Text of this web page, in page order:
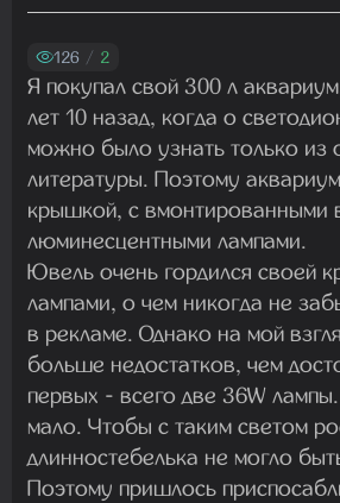
Madam
Madam
29.07.2026 13:23:35
Madam
22.07.2026 19:16:45
Madam
19.07.2026 08:27:00
126 / 2
Я покупал свой 300 л
лет 10 назад, когда о
можно было узнать только из
литературы. Поэтому
крышкой, с вмонтированными
люминесцентными лампами.
Ювель очень гордился своей
лампами, о чем никогда не
в рекламе. Однако на мой
больше недостатков, чем
первых - всего две 36W
мало. Чтобы с таким светом
длинностебелька не могло
Поэтому пришлось